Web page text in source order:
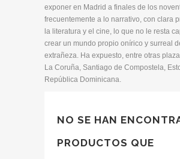
exponer en Madrid a finales de los
frecuentemente a lo narrativo, con clara
la literatura y el cine, lo que no le resta
crear un mundo propio onírico y surreal
extrañeza. Ha expuesto, entre otras
La Coruña, Santiago de Compostela,
República Dominicana.
NO SE HAN
PRODUCTOS QUE